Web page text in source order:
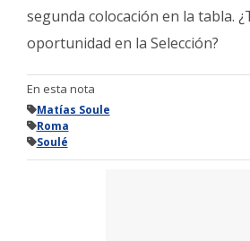
segunda colocación en la tabla.
oportunidad en la Selección?
En esta nota
Matías Soule
Roma
Soulé